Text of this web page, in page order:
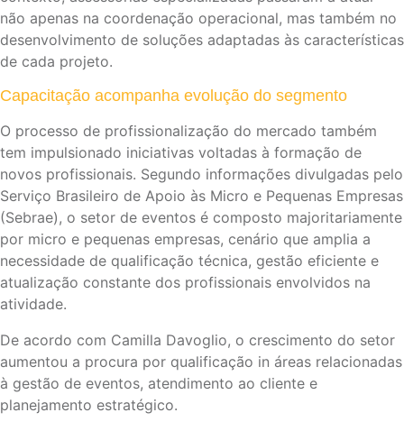
não apenas na coordenação operacional, mas também no
desenvolvimento de soluções adaptadas às características
de cada projeto.
Capacitação acompanha evolução do segmento
O processo de profissionalização do mercado também
tem impulsionado iniciativas voltadas à formação de
novos profissionais. Segundo informações divulgadas pelo
Serviço Brasileiro de Apoio às Micro e Pequenas Empresas
(Sebrae), o setor de eventos é composto majoritariamente
por micro e pequenas empresas, cenário que amplia a
necessidade de qualificação técnica, gestão eficiente e
atualização constante dos profissionais envolvidos na
atividade.
De acordo com Camilla Davoglio, o crescimento do setor
aumentou a procura por qualificação in áreas relacionadas
à gestão de eventos, atendimento ao cliente e
planejamento estratégico.